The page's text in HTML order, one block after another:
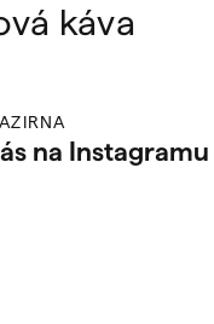
na Instagramu